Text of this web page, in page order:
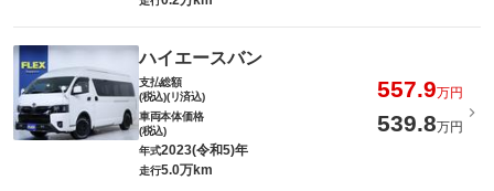
ハイエースバン
支払総額
(税込)(リ済込)
557.9万円
車両本体価格
(税込)
539.8万円
年式2023(令和5)年
走行5.0万km